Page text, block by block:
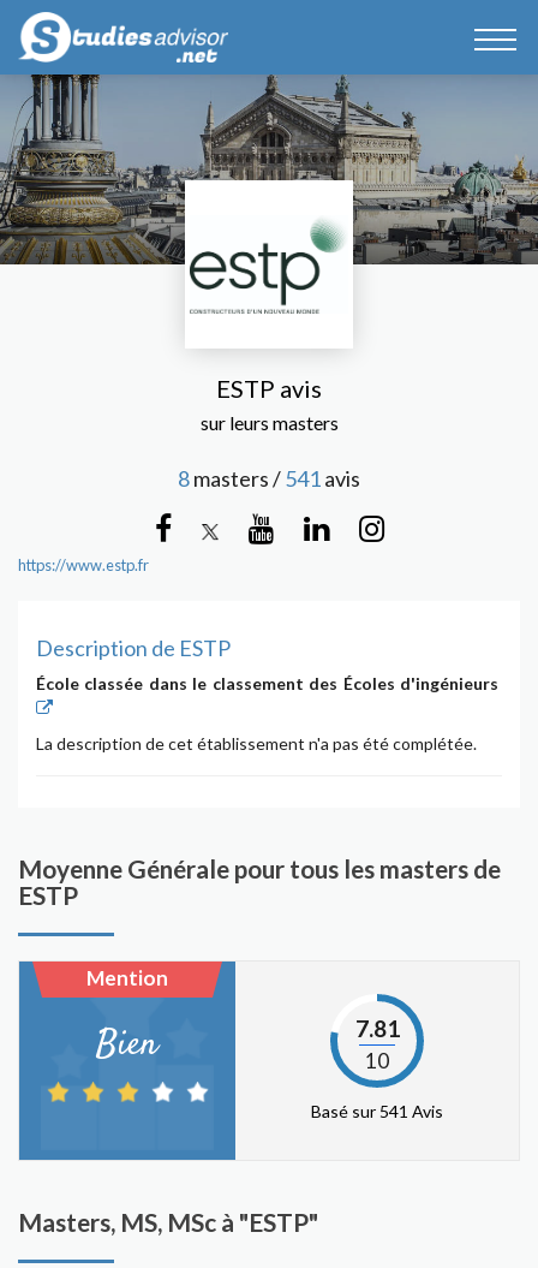
ESTP avis
sur leurs masters
8masters /541avis
https://www.estp.fr
Description de ESTP
École classée dans le classement des Écoles d'ingénieurs
La description de cet établissement n'a pas été complétée.
Moyenne Générale pour tous les masters de
ESTP
Mention
Bien 7.81
10
Basé sur 541 Avis
Masters, MS, MSc à "ESTP"